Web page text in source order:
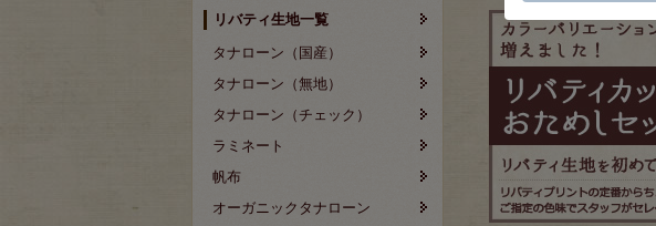
リバティ生地一覧
タナローン（国産）
タナローン（無地）
タナローン（チェック）
ラミネート
帆布
オーガニックタナローン